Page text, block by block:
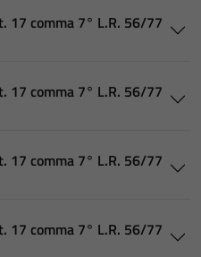
17 comma 7° L.R. 56/77
17 comma 7° L.R. 56/77
17 comma 7° L.R. 56/77
17 comma 7° L.R. 56/77